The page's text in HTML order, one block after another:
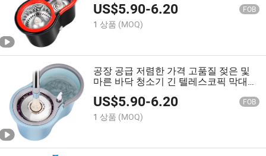
US$5.90-6.20 FOB
1 상품 (MOQ)
공장 공급 저렴한 가격 고품질 젖은 및
마른 바닥 청소기 긴 텔레스코픽 막대
US$5.90-6.20 FOB
1 상품 (MOQ)